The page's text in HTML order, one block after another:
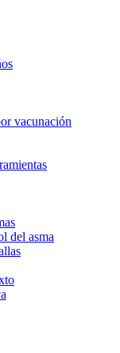
vacunación
del asma